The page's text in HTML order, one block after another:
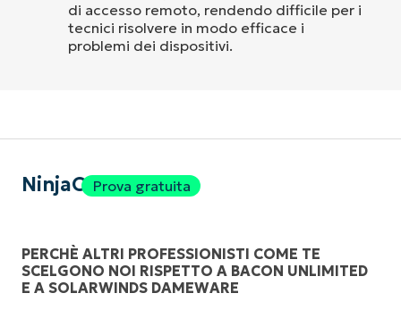
di accesso remoto, rendendo difficile per i
tecnici risolvere in modo efficace i
problemi dei dispositivi.
NinjaOneProva gratuita
PERCHÈ ALTRI PROFESSIONISTI COME TE
SCELGONO NOI RISPETTO A BACON UNLIMITED
E A SOLARWINDS DAMEWARE